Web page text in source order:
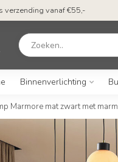
verzending vanaf €55,-
Binnenverlichting
Marmore mat zwart met